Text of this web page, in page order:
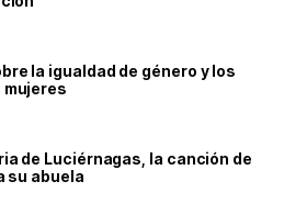
la igualdad de género y los
mujeres
de Luciérnagas, la canción de
su abuela